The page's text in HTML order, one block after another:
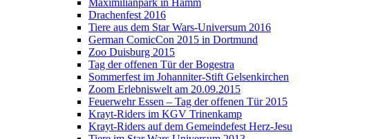
Maximilianpark in Hamm
Drachenfest 2016
Tiere aus dem Star Wars-Universum 2016
German ComicCon 2015 in Dortmund
Zoo Duisburg 2015
Tag der offenen Tür der Bogestra
Sommerfest im Johanniter-Stift Gelsenkirchen
Zoom Erlebniswelt am 20.09.2015
Feuerwehr Essen – Tag der offenen Tür 2015
Krayt-Riders im KGV Trinenkamp
Krayt-Riders auf dem Gemeindefest Herz-Jesu